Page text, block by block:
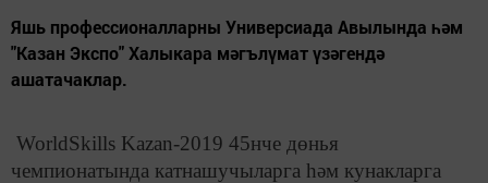
Яшь профессионалларны Универсиада Авылында һәм
"Казан Экспо" Халыкара мәгълүмат үзәгендә
ашатачаклар.
WorldSkills Kazan-2019 45нче дөнья
чемпионатында катнашучыларга һәм кунакларга